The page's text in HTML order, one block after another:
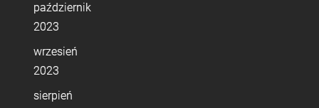
październik
2023
wrzesień
2023
sierpień